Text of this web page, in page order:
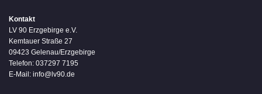
Kontakt
LV 90 Erzgebirge e.V.
Kemtauer Straße 27
09423 Gelenau/Erzgebirge
Telefon: 037297 7195
E-Mail: info@lv90.de